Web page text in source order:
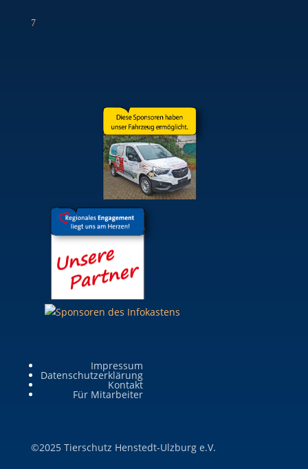
7
Impressum
Datenschutzerklärung
Kontakt
Für Mitarbeiter
©2025 Tierschutz Henstedt-Ulzburg e.V.